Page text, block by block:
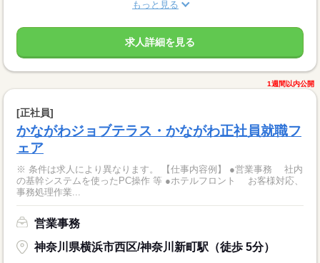
もっと見る
求人詳細を見る
1週間以内公開
[正社員]
かながわジョブテラス・かながわ正社員就職フ
ェア
※ 条件は求人により異なります。 【仕事内容例】 ●営業事務 社内
の基幹システムを使ったPC操作 等 ●ホテルフロント お客様対応、
事務処理作業...
営業事務
神奈川県横浜市西区/神奈川新町駅（徒歩 5分）